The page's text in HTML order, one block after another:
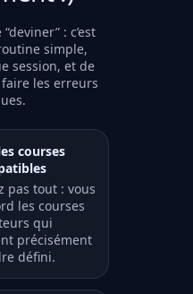
: c’est
simple,
session, et de
les erreurs
courses
pas tout : vous
les courses
qui
précisément
défini.